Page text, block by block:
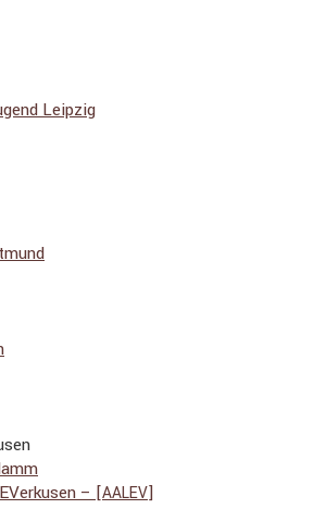
Leipzig
– [AALEV]